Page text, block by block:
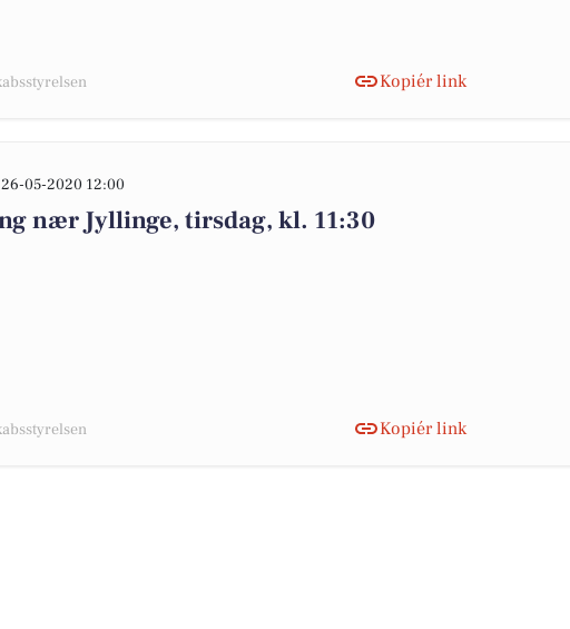
Kopiér link
26-05-2020 12:00
nær Jyllinge, tirsdag, kl. 11:30
Kopiér link